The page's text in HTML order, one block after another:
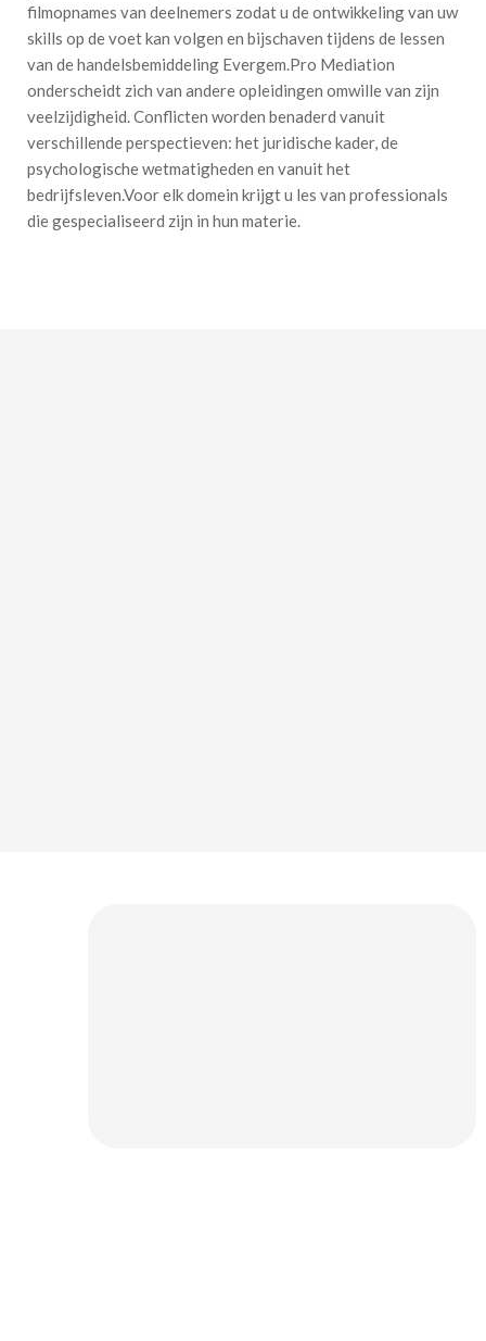
filmopnames van deelnemers zodat u de ontwikkeling van uw
skills op de voet kan volgen en bijschaven tijdens de lessen
van de handelsbemiddeling Evergem.Pro Mediation
onderscheidt zich van andere opleidingen omwille van zijn
veelzijdigheid. Conflicten worden benaderd vanuit
verschillende perspectieven: het juridische kader, de
psychologische wetmatigheden en vanuit het
bedrijfsleven.Voor elk domein krijgt u les van professionals
die gespecialiseerd zijn in hun materie.